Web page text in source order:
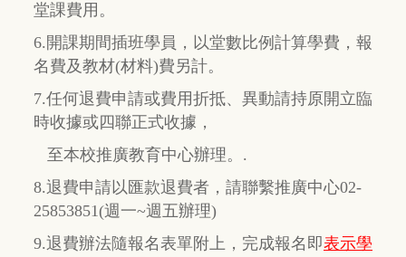
堂課費用。
6.開課期間插班學員，以堂數比例計算學費，報
名費及教材(材料)費另計。
7.任何退費申請或費用折抵、異動請持原開立臨
時收據或四聯正式收據，
至本校推廣教育中心辦理。.
8.退費申請以匯款退費者，請聯繫推廣中心02-
25853851(週一~週五辦理)
9.退費辦法隨報名表單附上，完成報名即表示學